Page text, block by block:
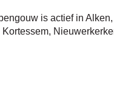
is actief in